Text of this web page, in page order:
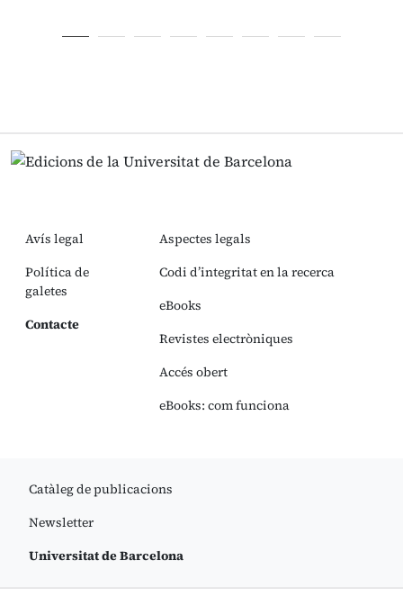
Avís legal
Política de
galetes
Contacte
Aspectes legals
Codi d’integritat en la recerca
eBooks
Revistes electròniques
Accés obert
eBooks: com funciona
Catàleg de publicacions
Newsletter
Universitat de Barcelona